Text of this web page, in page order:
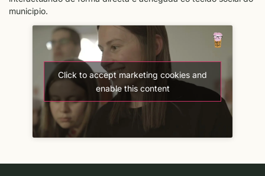
municipio.
Click to accept marketing cookies and
enable this content